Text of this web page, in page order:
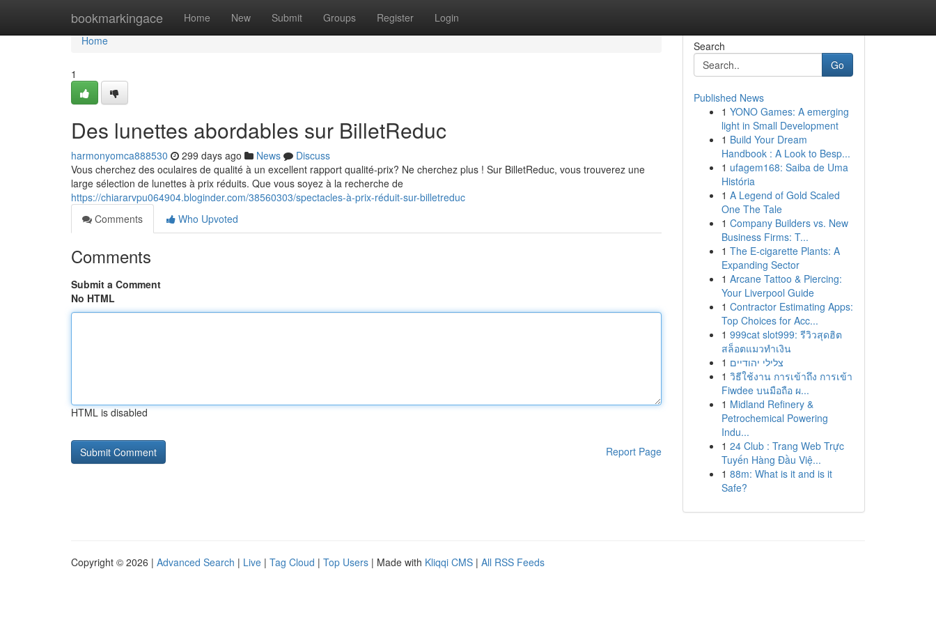
bookmarkingace Home New Submit Groups Register Login
Home
Home
1
Des lunettes abordables sur BilletReduc
harmonyomca888530 299 days ago News
Discuss
Vous cherchez des oculaires de qualité à un excellent rapport qualité-prix? Ne cherchez plus ! Sur BilletReduc, vous trouverez une
large sélection de lunettes à prix réduits. Que vous soyez à la recherche de
https://chiararvpu064904.bloginder.com/38560303/spectacles-à-prix-réduit-sur-billetreduc
Comments
Who Upvoted
Comments
Submit a Comment
No HTML
HTML is disabled
Report Page
Search
Go
Published News
1 YONO Games: A emerging
light in Small Development
1 Build Your Dream
Handbook : A Look to Besp...
1 ufagem168: Saiba de Uma
História
1 A Legend of Gold Scaled
One The Tale
1 Company Builders vs. New
Business Firms: T...
1 The E-cigarette Plants: A
Expanding Sector
1 Arcane Tattoo & Piercing:
Your Liverpool Guide
1 Contractor Estimating Apps:
Top Choices for Acc...
1 999cat slot999: รีวิวสุดฮิต
สล็อตแมวทำเงิน
1 צלילי יהודיים
1 วิธีใช้งาน การเข้าถึง การเข้า
Fiwdee บนมือถือ ผ...
1 Midland Refinery &
Petrochemical Powering
Indu...
1 24 Club : Trang Web Trực
Tuyến Hàng Đầu Việ...
1 88m: What is it and is it
Safe?
Copyright © 2026 | Advanced Search | Live | Tag Cloud | Top Users | Made with Kliqqi CMS | All RSS Feeds